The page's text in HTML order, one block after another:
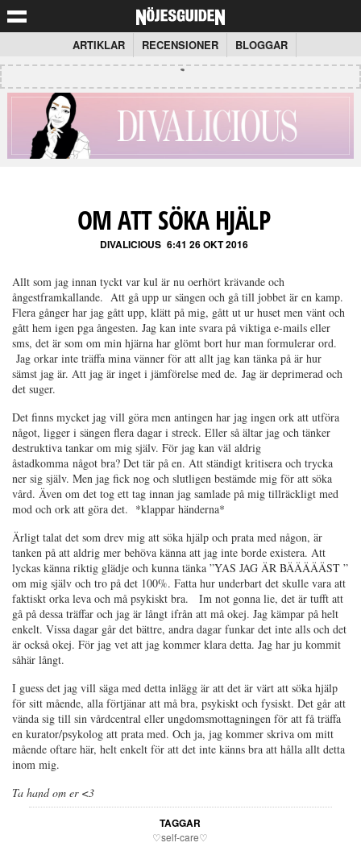
ARTIKLAR RECENSIONER BLOGGAR
OM ATT SÖKA HJÄLP
DIVALICIOUS 6:41 26 OKT 2016
Allt som jag innan tyckt var kul är nu oerhört krävande och
ångestframkallande. Att gå upp ur sängen och gå till jobbet är en kamp.
Flera gånger har jag gått upp, klätt på mig, gått ut ur huset men vänt och
gått hem igen pga ångesten. Jag kan inte svara på viktiga e-mails eller
sms, det är som om min hjärna har glömt bort hur man formulerar ord.
Jag orkar inte träffa mina vänner för att allt jag kan tänka på är hur
sämst jag är. Att jag är inget i jämförelse med de. Jag är deprimerad och
det suger.
Det finns mycket jag vill göra men antingen har jag ingen ork att utföra
något, ligger i sängen flera dagar i streck. Eller så ältar jag och tänker
destruktiva tankar om mig själv. För jag kan väl aldrig
åstadkomma något bra? Det tär på en. Att ständigt kritisera och trycka
ner sig själv. Men jag fick nog och slutligen bestämde mig för att söka
vård. Även om det tog ett tag innan jag samlade på mig tillräckligt med
mod och ork att göra det. *klappar händerna*
Ärligt talat det som drev mig att söka hjälp och prata med någon, är
tanken på att aldrig mer behöva känna att jag inte borde existera. Att
lyckas känna riktig glädje och kunna tänka ”YAS JAG ÄR BÄÄÄÄÄST ”
om mig själv och tro på det 100%. Fatta hur underbart det skulle vara att
faktiskt orka leva och må psykiskt bra. Im not gonna lie, det är tufft att
gå på dessa träffar och jag är långt ifrån att må okej. Jag kämpar på helt
enkelt. Vissa dagar går det bättre, andra dagar funkar det inte alls och det
är också okej. För jag vet att jag kommer klara detta. Jag har ju kommit
såhär långt.
I guess det jag vill säga med detta inlägg är att det är värt att söka hjälp
för sitt mående, alla förtjänar att må bra, psykiskt och fysiskt. Det går att
vända sig till sin vårdcentral eller ungdomsmottagningen för att få träffa
en kurator/psykolog att prata med. Och ja, jag kommer skriva om mitt
mående oftare här, helt enkelt för att det inte känns bra att hålla allt detta
inom mig.
Ta hand om er <3
TAGGAR
♡self-care♡